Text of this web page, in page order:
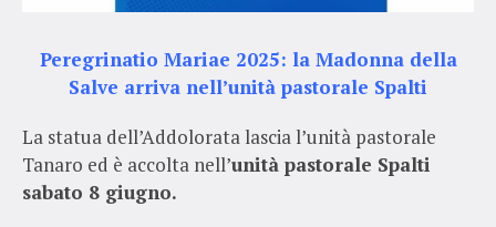
Peregrinatio Mariae 2025: la Madonna della
Salve arriva nell’unità pastorale Spalti
La statua dell’Addolorata lascia l’unità pastorale
Tanaro ed è accolta nell’unità pastorale Spalti
sabato 8 giugno.